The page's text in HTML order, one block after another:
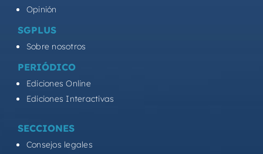
Opinión
SGPLUS
Sobre nosotros
PERIÓDICO
Ediciones Online
Ediciones Interactivas
SECCIONES
Consejos legales